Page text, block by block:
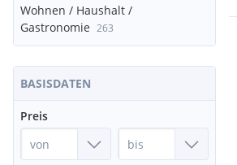
Wohnen / Haushalt /
Gastronomie 263
BASISDATEN
Preis